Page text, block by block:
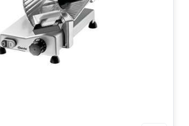
démonter et nettoyer.
min (50 Hz)- 1800 tr/min (60 Hz)
couleurs : rouge ou gris